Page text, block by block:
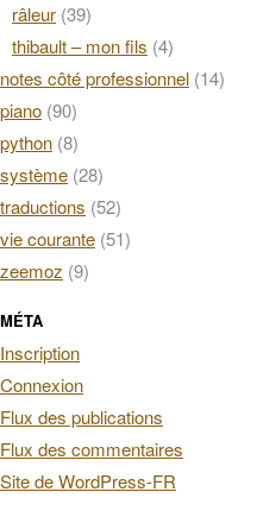
râleur (39)
thibault – mon fils (4)
notes côté professionnel (14)
piano (90)
python (8)
système (28)
traductions (52)
vie courante (51)
zeemoz (9)
MÉTA
Inscription
Connexion
Flux des publications
Flux des commentaires
Site de WordPress-FR